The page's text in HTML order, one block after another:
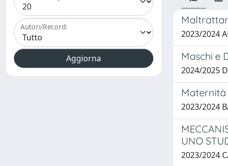
Autori/Record:
2023/2024
Maschi e
2024/2025
Maternità
2023/2024
UNO
2023/2024